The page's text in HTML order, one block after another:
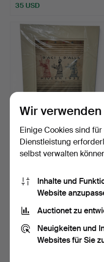
35 USD
D'ací i d'allá, Winter 1932.
Originalplaka…
Beendet 5. Aug 2026
Wir
Einige Cookies sind
Dienstleistung
selbst verwalten
Inhalte und
Website
Auctionet zu
Neuigkeiten und
Websites für Sie